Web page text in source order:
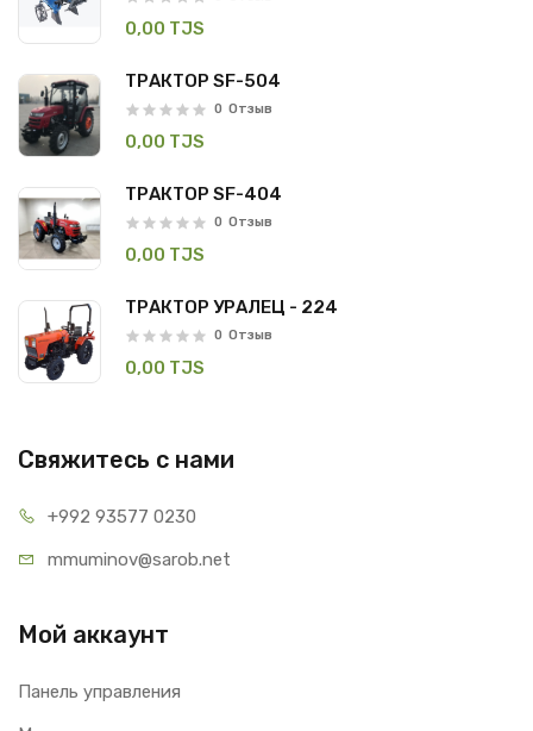
0,00 TJS
ТРАКТОР SF-504
0 Отзыв
0,00 TJS
ТРАКТОР SF-404
0 Отзыв
0,00 TJS
ТРАКТОР УРАЛЕЦ - 224
0 Отзыв
0,00 TJS
Свяжитесь с нами
+992 93577 0230
mmuminov@sarob.net
Мой аккаунт
Панель управления